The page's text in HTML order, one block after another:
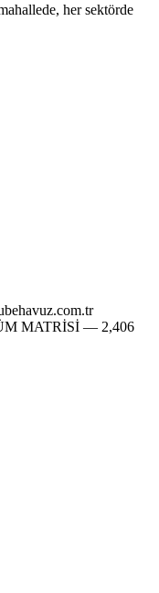
her sektörde
MATRİSİ — 2,406